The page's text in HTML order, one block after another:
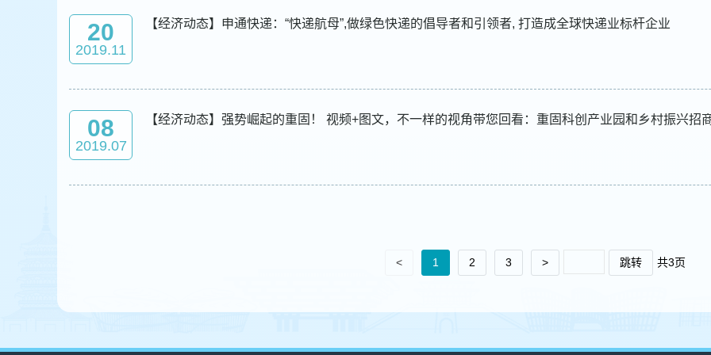
20
2019.11
【经济动态】申通快递：“快递航母”,做绿色快递的倡导者和引领者, 打造成全球快递业标杆企业
08
2019.07
【经济动态】强势崛起的重固！ 视频+图文，不一样的视角带您回看：重固科创产业园和乡村振兴招
< 1 2 3 > 跳转 共3页